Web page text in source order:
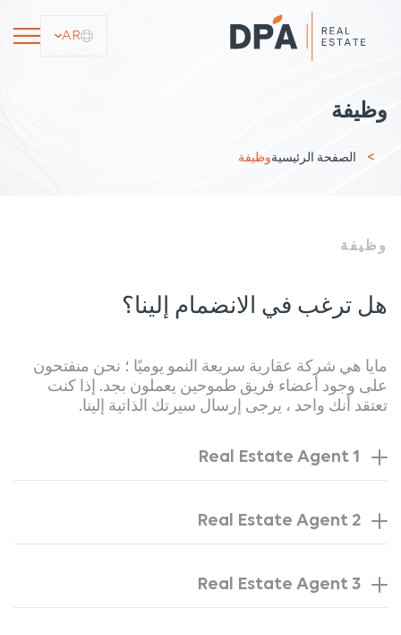
AR
وظيفة
الصفحة الرئيسيةوظيفة
وظيفة
هل ترغب في الانضمام إلينا؟
مايا هي شركة عقارية سريعة النمو يوميًا ؛ نحن منفتحون
على وجود أعضاء فريق طموحين يعملون بجد. إذا كنت
تعتقد أنك واحد ، يرجى إرسال سيرتك الذاتية إلينا.
Real Estate Agent 1
Real Estate Agent 2
Real Estate Agent 3